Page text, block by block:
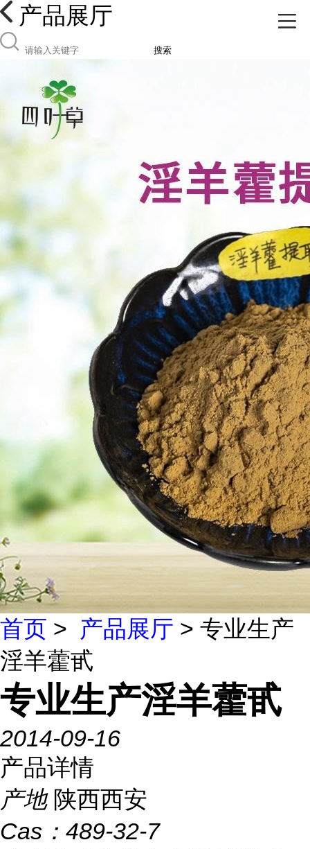
产品展厅
搜索
首页 > 产品展厅 > 专业生产
淫羊藿甙
专业生产淫羊藿甙
2014-09-16
产品详情
产地 陕西西安
Cas： 489-32-7